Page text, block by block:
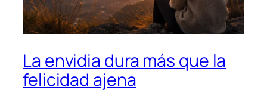
La envidia dura más que la
felicidad ajena